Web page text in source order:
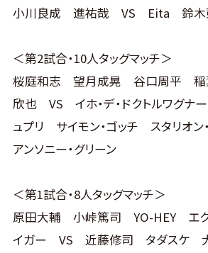
小川良成 進祐哉 VS Eita 鈴木
＜第2試合・10人タッグマッチ＞
桜庭和志 望月成晃 谷口周平
欣也 VS イホ・デ・ドクトルワグナ
ュプリ サイモン・ゴッチ スタリオン
アンソニー・グリーン
＜第1試合・8人タッグマッチ＞
原田大輔 小峠篤司 YO-HEY エク
イガー VS 近藤修司 タダスケ